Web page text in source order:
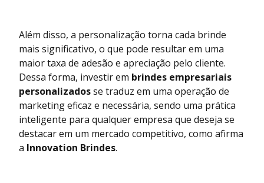
Além disso, a personalização torna cada brinde
mais significativo, o que pode resultar em uma
maior taxa de adesão e apreciação pelo cliente.
Dessa forma, investir em brindes empresariais
personalizadosse traduz em uma operação de
marketing eficaz e necessária, sendo uma prática
inteligente para qualquer empresa que deseja se
destacar em um mercado competitivo, como afirma
a Innovation Brindes.